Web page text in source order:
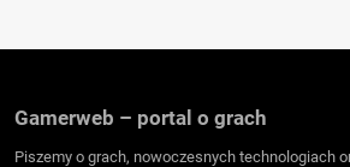
Gamerweb – portal o grach
Piszemy o grach, nowoczesnych technologiach